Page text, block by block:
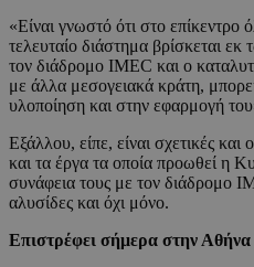
«Είναι γνωστό ότι στο
τελευταίο διάστημα βρίσκεται
τον διάδρομο IMEC και ο
με άλλα μεσογειακά κράτη,
υλοποίηση και στην εφαρμογή
Εξάλλου, είπε, είναι σχετικές
και τα έργα τα οποία προωθεί η
συνάφεια τους με τον διάδρομο
αλυσίδες και όχι μόνο.
Επιστρέφει σήμερα στην